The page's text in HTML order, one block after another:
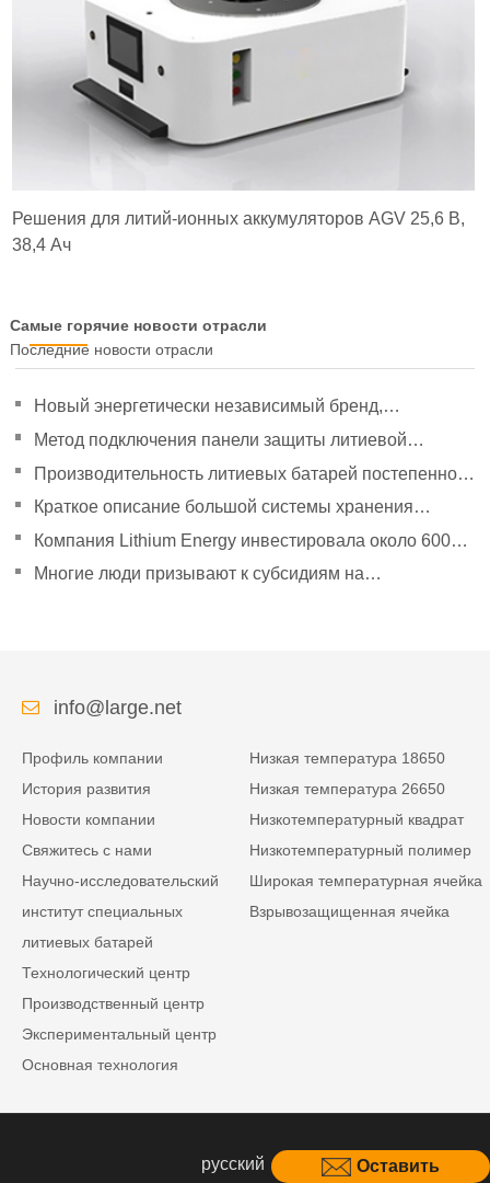
Решения для литий-ионных аккумуляторов AGV 25,6 В,
38,4 Ач
Самые горячие новости отрасли
Последние новости отрасли
Новый энергетически независимый бренд,
направленный на политическое руководство, чтобы
удвоить свое давление
Метод подключения панели защиты литиевой
батареи
Производительность литиевых батарей постепенно
улучшилась.
Краткое описание большой системы хранения
энергии Tesla Powerpack
Компания Lithium Energy инвестировала около 600
миллионов юаней в создание дочерних компаний.
Многие люди призывают к субсидиям на
Оставить
info@large.net
Профиль компании
История развития
Новости компании
Свяжитесь с нами
Научно-исследовательский
институт специальных
литиевых батарей
Технологический центр
Производственный центр
Экспериментальный центр
Основная технология
Низкая температура 18650
Низкая температура 26650
Низкотемпературный квадрат
Низкотемпературный полимер
Широкая температурная ячейка
Взрывозащищенная ячейка
русский